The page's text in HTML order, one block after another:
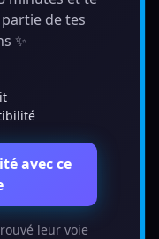
de tes
✨
avec ce
leur voie